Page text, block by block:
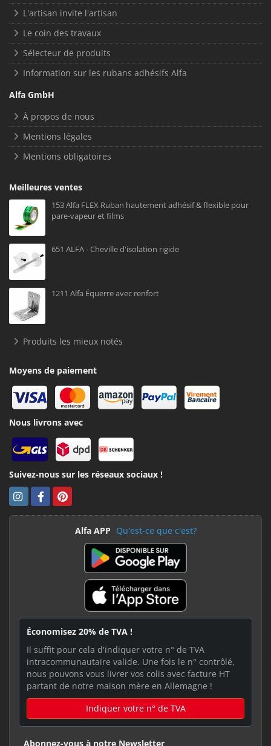
L'artisan invite l'artisan
Le coin des travaux
Sélecteur de produits
Information sur les rubans adhésifs Alfa
Alfa GmbH
À propos de nous
Mentions légales
Mentions obligatoires
Meilleures ventes
153 Alfa FLEX Ruban hautement adhésif & flexible pour
pare-vapeur et films
651 ALFA - Cheville d'isolation rigide
1211 Alfa Équerre avec renfort
Produits les mieux notés
Moyens de paiement
Nous livrons avec
Suivez-nous sur les réseaux sociaux !
Alfa APP Qu'est-ce que c'est?
Économisez 20% de TVA !
Il suffit pour cela d'indiquer votre n° de TVA
intracommunautaire valide. Une fois le n° contrôlé,
nous pouvons vous livrer vos colis avec facture HT
partant de notre maison mère en Allemagne !
Indiquer votre n° de TVA
Abonnez-vous à notre Newsletter